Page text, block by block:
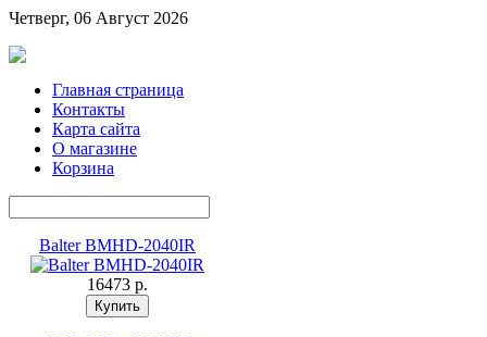
Четверг, 06 Август 2026
Главная страница
Контакты
Карта сайта
О магазине
Корзина
Balter BMHD-2040IR
16473 p.